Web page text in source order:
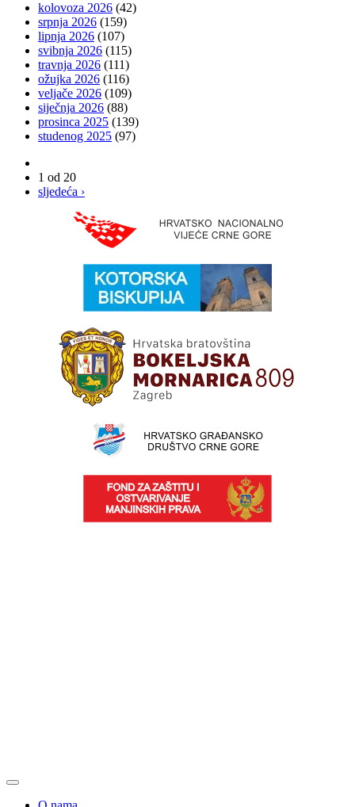
kolovoza 2026 (42)
srpnja 2026 (159)
lipnja 2026 (107)
svibnja 2026 (115)
travnja 2026 (111)
ožujka 2026 (116)
veljače 2026 (109)
siječnja 2026 (88)
prosinca 2025 (139)
studenog 2025 (97)
1 od 20
sljedeća ›